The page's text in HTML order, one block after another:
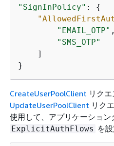
"SignInPolicy" : {
"EMAIL_OTP" ,
"SMS_OTP"
    ]
}
CreateUserPoolClient リク
UpdateUserPoolClient リク
使用して、アプリケーション
ExplicitAuthFlows を